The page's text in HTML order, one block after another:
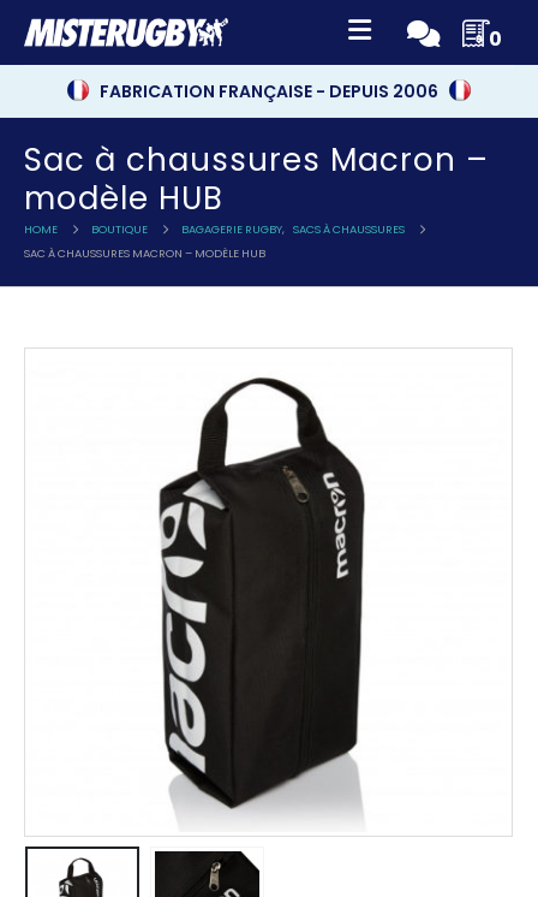
0
FABRICATION FRANÇAISE - DEPUIS 2006
Sac à chaussures Macron –
modèle HUB
HOME BOUTIQUE BAGAGERIE RUGBY, SACS À CHAUSSURES
SAC À CHAUSSURES MACRON – MODÈLE HUB